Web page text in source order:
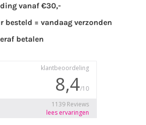
vanaf €30,-
besteld = vandaag verzonden
betalen